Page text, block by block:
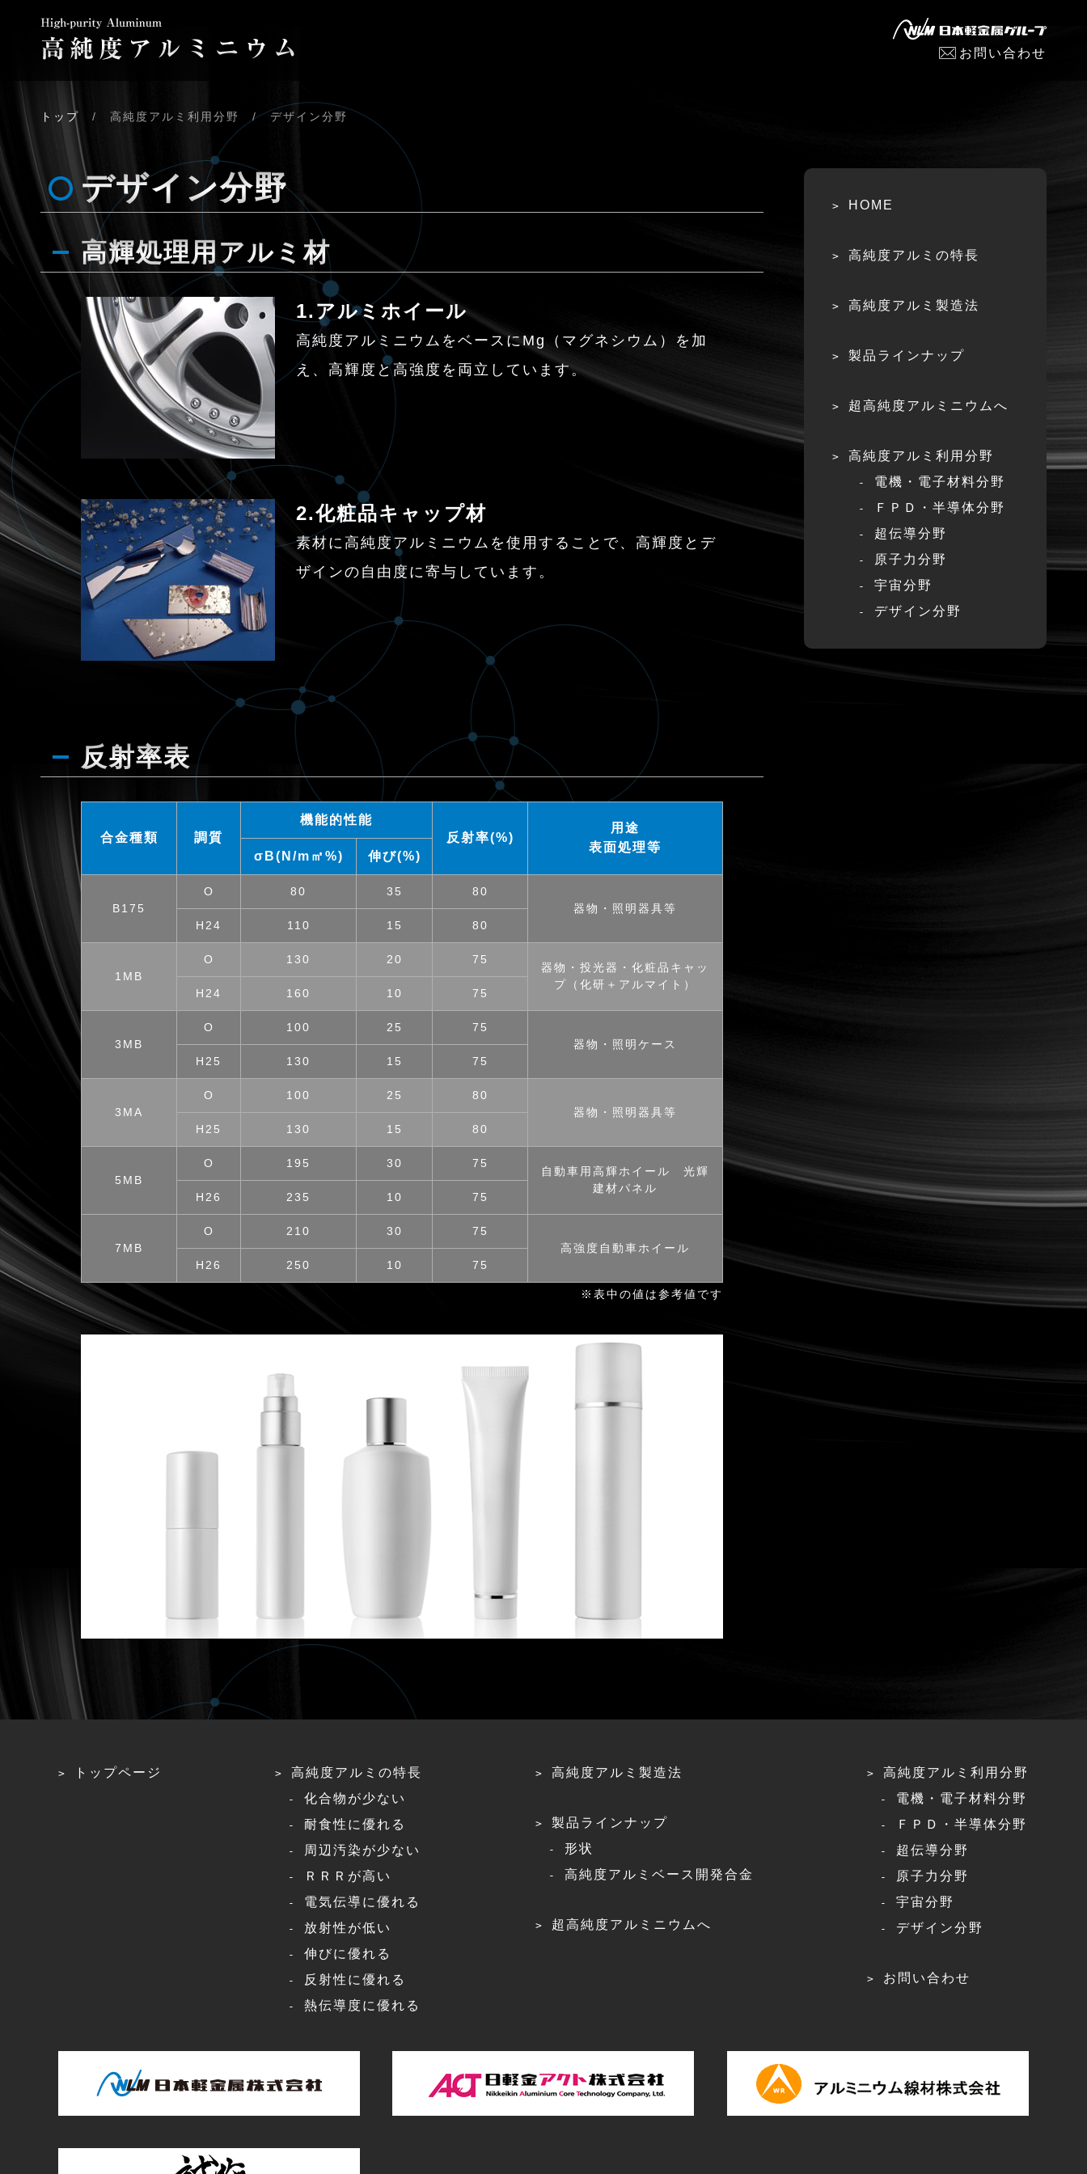
お問い合わせ
トップ / 高純度アルミ利用分野 / デザイン分野
デザイン分野
高輝処理用アルミ材
1.アルミホイール
高純度アルミニウムをベースにMg（マグネシウム）を加
え、高輝度と高強度を両立しています。
2.化粧品キャップ材
素材に高純度アルミニウムを使用することで、高輝度とデ
ザインの自由度に寄与しています。
反射率表
合金種類 調質
機能的性能
反射率(%)
用途
表面処理等
σB(N/m㎡%) 伸び(%)
B175
O 80 35
80
器物・照明器具等
H24
110 15 80
1MB
O 130 20 75
器物・投光器・化粧品キャッ
プ（化研＋アルマイト）
H24 160 10 75
3MB
O 100 25
75
器物・照明ケース
H25
130 15 75
3MA
O 100 25
80
器物・照明器具等
H25
130 15 80
5MB
O 195 30 75
自動車用高輝ホイール 光輝
建材パネル
H26 235 10 75
7MB
O 210 30
75
高強度自動車ホイール
H26
250 10 75
※表中の値は参考値です
HOME
高純度アルミの特長
高純度アルミ製造法
製品ラインナップ
超高純度アルミニウムへ
高純度アルミ利用分野
電機・電子材料分野
ＦＰＤ・半導体分野
超伝導分野
原子力分野
宇宙分野
デザイン分野
トップページ
高純度アルミの特長
化合物が少ない
耐食性に優れる
周辺汚染が少ない
ＲＲＲが高い
電気伝導に優れる
放射性が低い
伸びに優れる
反射性に優れる
熱伝導度に優れる
高純度アルミ製造法
製品ラインナップ
形状
高純度アルミベース開発合金
超高純度アルミニウムへ
高純度アルミ利用分野
電機・電子材料分野
ＦＰＤ・半導体分野
超伝導分野
原子力分野
宇宙分野
デザイン分野
お問い合わせ